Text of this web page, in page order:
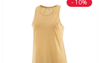
- 10%